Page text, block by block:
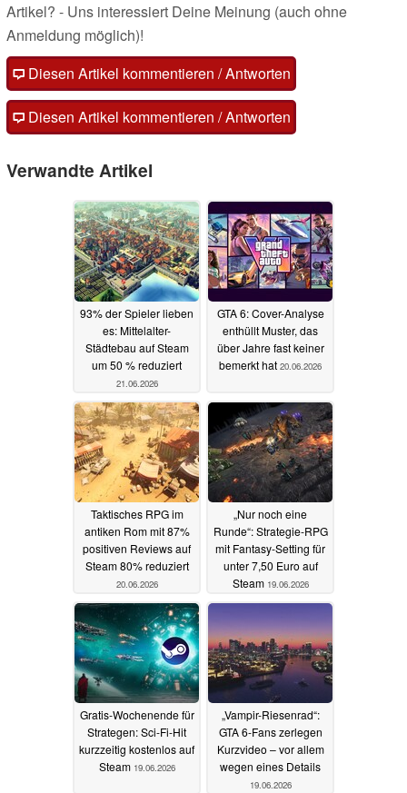
Artikel? - Uns interessiert Deine Meinung (auch ohne
Anmeldung möglich)!
Diesen Artikel kommentieren / Antworten
Diesen Artikel kommentieren / Antworten
Verwandte Artikel
93% der Spieler lieben
es: Mittelalter-
Städtebau auf Steam
um 50 % reduziert
21.06.2026
GTA 6: Cover-Analyse
enthüllt Muster, das
über Jahre fast keiner
bemerkt hat 20.06.2026
Taktisches RPG im
antiken Rom mit 87%
positiven Reviews auf
Steam 80% reduziert
20.06.2026
„Nur noch eine
Runde“: Strategie-RPG
mit Fantasy-Setting für
unter 7,50 Euro auf
Steam 19.06.2026
Gratis-Wochenende für
Strategen: Sci-Fi-Hit
kurzzeitig kostenlos auf
Steam 19.06.2026
„Vampir-Riesenrad“:
GTA 6-Fans zerlegen
Kurzvideo – vor allem
wegen eines Details
19.06.2026